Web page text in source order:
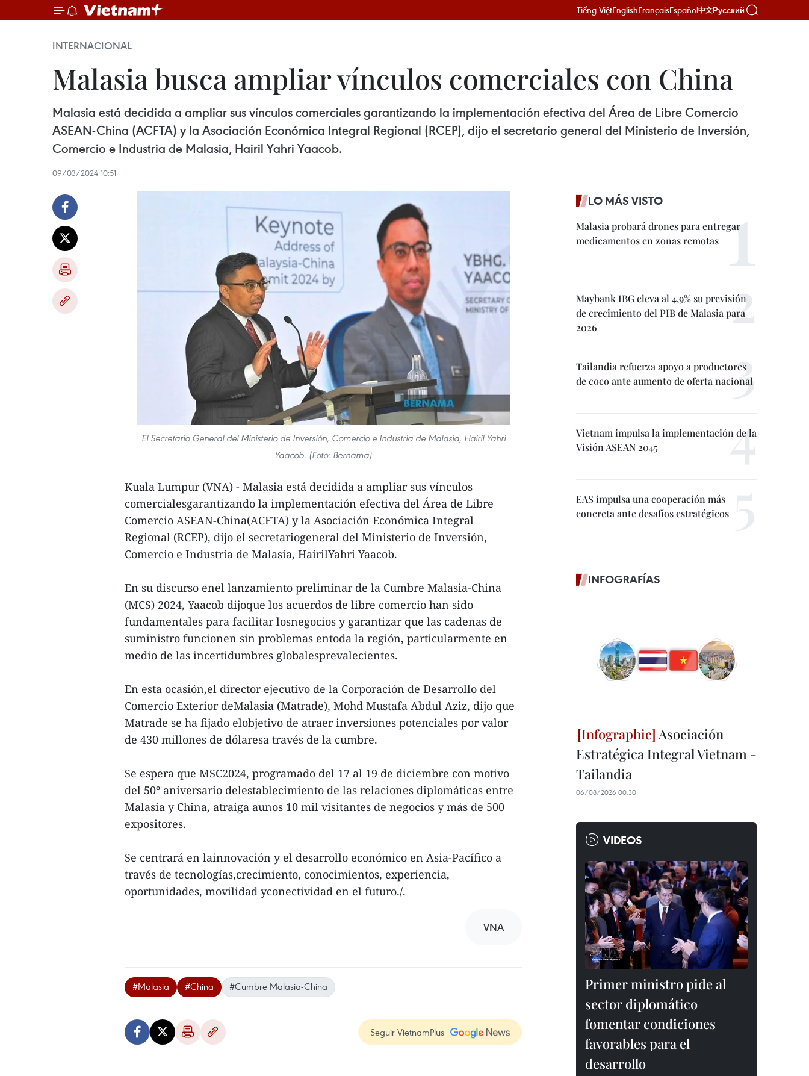
Tiếng ViệtEnglishFrançaisEspañol中文Русский
INTERNACIONAL
Malasia busca ampliar vínculos comerciales con China
Malasia está decidida a ampliar sus vínculos comerciales garantizando la implementación efectiva del Área de Libre Comercio
ASEAN-China (ACFTA) y la Asociación Económica Integral Regional (RCEP), dijo el secretario general del Ministerio de Inversión,
Comercio e Industria de Malasia, Hairil Yahri Yaacob.
09/03/2024 10:51
El Secretario General del Ministerio de Inversión, Comercio e Industria de Malasia, Hairil Yahri
Yaacob. (Foto: Bernama)
Kuala Lumpur (VNA) - Malasia está decidida a ampliar sus vínculos
comercialesgarantizando la implementación efectiva del Área de Libre
Comercio ASEAN-China(ACFTA) y la Asociación Económica Integral
Regional (RCEP), dijo el secretariogeneral del Ministerio de Inversión,
Comercio e Industria de Malasia, HairilYahri Yaacob.
En su discurso enel lanzamiento preliminar de la Cumbre Malasia-China
(MCS) 2024, Yaacob dijoque los acuerdos de libre comercio han sido
fundamentales para facilitar losnegocios y garantizar que las cadenas de
suministro funcionen sin problemas entoda la región, particularmente en
medio de las incertidumbres globalesprevalecientes.
En esta ocasión,el director ejecutivo de la Corporación de Desarrollo del
Comercio Exterior deMalasia (Matrade), Mohd Mustafa Abdul Aziz, dijo que
Matrade se ha fijado elobjetivo de atraer inversiones potenciales por valor
de 430 millones de dólaresa través de la cumbre.
Se espera que MSC2024, programado del 17 al 19 de diciembre con motivo
del 50º aniversario delestablecimiento de las relaciones diplomáticas entre
Malasia y China, atraiga aunos 10 mil visitantes de negocios y más de 500
expositores.
Se centrará en lainnovación y el desarrollo económico en Asia-Pacífico a
través de tecnologías,crecimiento, conocimientos, experiencia,
oportunidades, movilidad yconectividad en el futuro./.
VNA
#Malasia #China #Cumbre Malasia-China
Seguir VietnamPlus
LO MÁS VISTO
Malasia probará drones para entregar
medicamentos en zonas remotas
Maybank IBG eleva al 4,9% su previsión
de crecimiento del PIB de Malasia para
2026
Tailandia refuerza apoyo a productores
de coco ante aumento de oferta nacional
Vietnam impulsa la implementación de la
Visión ASEAN 2045
EAS impulsa una cooperación más
concreta ante desafíos estratégicos
INFOGRAFÍAS
Asociación
Estratégica Integral Vietnam -
Tailandia
06/08/2026 00:30
VIDEOS
Primer ministro pide al
sector diplomático
fomentar condiciones
favorables para el
desarrollo